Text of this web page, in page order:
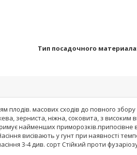
Тип посадочного материала
масових сходів до повного збору
зерниста, ніжна, соковита, з високим
найменших
висівають у гунт при наявності
3-4 див. сорт Стійкий проти